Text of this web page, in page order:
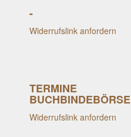
-
Widerrufslink anfordern
TERMINE
BUCHBINDEBÖRSE
Widerrufslink anfordern